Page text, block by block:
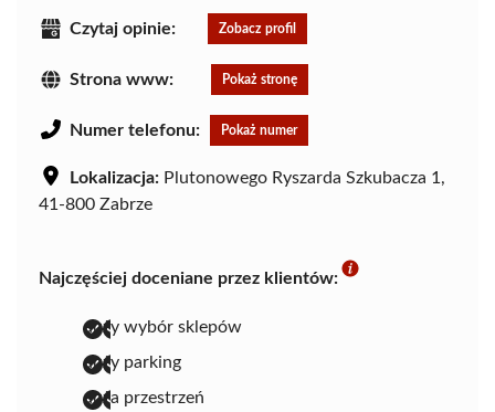
Czytaj opinie: Zobacz profil
Strona www: Pokaż stronę
Numer telefonu: Pokaż numer
Lokalizacja: Plutonowego Ryszarda Szkubacza 1,
41-800 Zabrze
Najczęściej doceniane przez klientów:
duży wybór sklepów
duży parking
duża przestrzeń